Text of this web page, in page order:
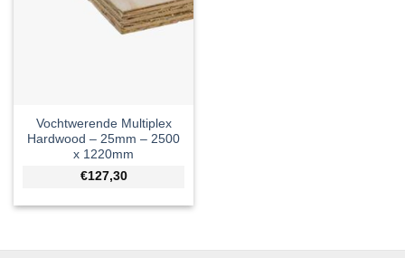
Vochtwerende Multiplex
Hardwood – 25mm – 2500
x 1220mm
€127,30